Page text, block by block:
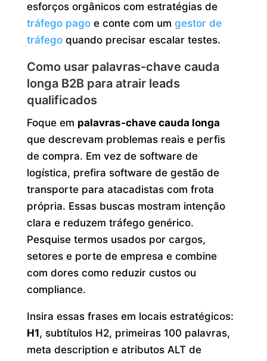
esforços orgânicos com estratégias de
tráfego pagoe conte com um gestor de
tráfegoquando precisar escalar testes.
Como usar palavras-chave cauda
longa B2B para atrair leads
qualificados
Foque em palavras-chave cauda longa
que descrevam problemas reais e perfis
de compra. Em vez de software de
logística, prefira software de gestão de
transporte para atacadistas com frota
própria. Essas buscas mostram intenção
clara e reduzem tráfego genérico.
Pesquise termos usados por cargos,
setores e porte de empresa e combine
com dores como reduzir custos ou
compliance.
Insira essas frases em locais estratégicos:
H1, subtítulos H2, primeiras 100 palavras,
meta description e atributos ALT de